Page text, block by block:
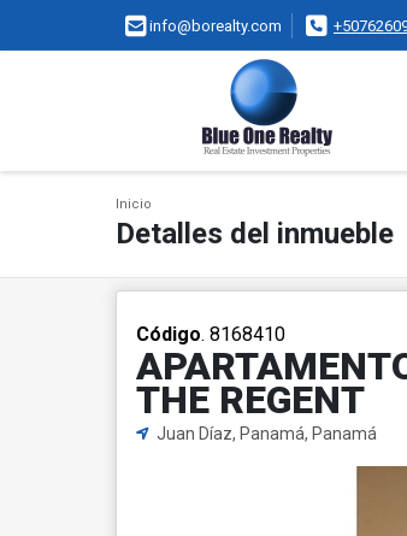
info@borealty.com
Inicio
Detalles del inmueble
Código. 8168410
THE REGENT
Juan Díaz, Panamá, Panamá